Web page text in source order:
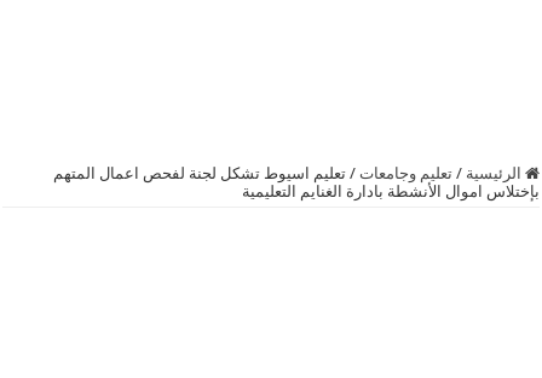
الرئيسية / تعليم وجامعات / تعليم اسيوط تشكل لجنة لفحص اعمال المتهم
بإختلاس اموال الأنشطة بادارة الغنايم التعليمية